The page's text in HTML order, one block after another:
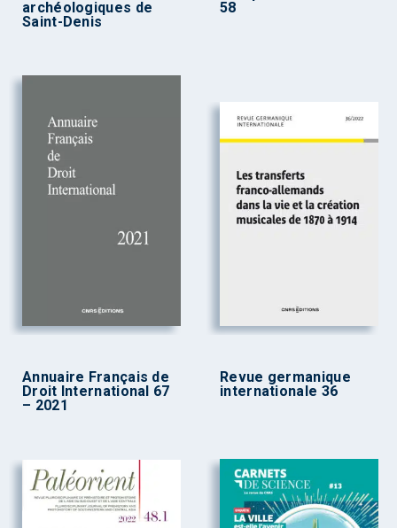
archéologiques de
Saint-Denis
58
Annuaire Français de
Droit International 67
– 2021
Revue germanique
internationale 36